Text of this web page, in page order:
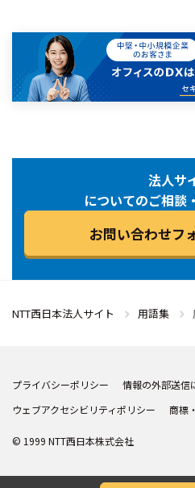
法人サ
についてのご相談
お問い合わせフ
NTT西日本法人サイト 用語集
プライバシーポリシー 情報の外部送信
ウェブアクセシビリティポリシー
商標
© 1999 NTT西日本株式会社